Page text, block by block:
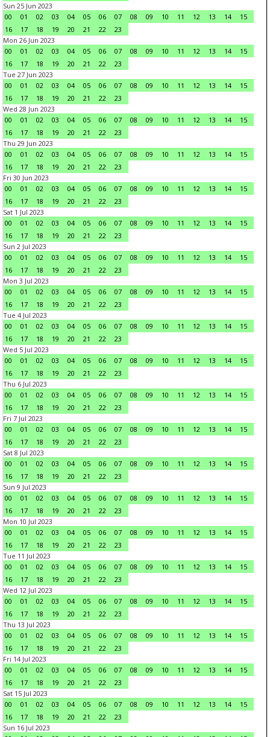
Sun 25 Jun 2023
00
01 02 03 04 05 06 07 08 09 10 11 12 13 14
15
16
17 18 19 20 21 22
23
Mon 26 Jun 2023
00
01 02 03 04 05 06 07 08 09 10 11 12 13 14
15
16
17 18 19 20 21 22
23
Tue 27 Jun 2023
00
01 02 03 04 05 06 07 08 09 10 11 12 13 14
15
16
17 18 19 20 21 22
23
Wed 28 Jun 2023
00
01 02 03 04 05 06 07 08 09 10 11 12 13 14
15
16
17 18 19 20 21 22
23
Thu 29 Jun 2023
00
01 02 03 04 05 06 07 08 09 10 11 12 13 14
15
16
17 18 19 20 21 22
23
Fri 30 Jun 2023
00
01 02 03 04 05 06 07 08 09 10 11 12 13 14
15
16
17 18 19 20 21 22
23
Sat 1 Jul 2023
00
01 02 03 04 05 06 07 08 09 10 11 12 13 14
15
16
17 18 19 20 21 22
23
Sun 2 Jul 2023
00
01 02 03 04 05 06 07 08 09 10 11 12 13 14
15
16
17 18 19 20 21 22
23
Mon 3 Jul 2023
00
01 02 03 04 05 06 07 08 09 10 11 12 13 14
15
16
17 18 19 20 21 22
23
Tue 4 Jul 2023
00
01 02 03 04 05 06 07 08 09 10 11 12 13 14
15
16
17 18 19 20 21 22
23
Wed 5 Jul 2023
00
01 02 03 04 05 06 07 08 09 10 11 12 13 14
15
16
17 18 19 20 21 22
23
Thu 6 Jul 2023
00
01 02 03 04 05 06 07 08 09 10 11 12 13 14
15
16
17 18 19 20 21 22
23
Fri 7 Jul 2023
00
01 02 03 04 05 06 07 08 09 10 11 12 13 14
15
16
17 18 19 20 21 22
23
Sat 8 Jul 2023
00
01 02 03 04 05 06 07 08 09 10 11 12 13 14
15
16
17 18 19 20 21 22
23
Sun 9 Jul 2023
00
01 02 03 04 05 06 07 08 09 10 11 12 13 14
15
16
17 18 19 20 21 22
23
Mon 10 Jul 2023
00
01 02 03 04 05 06 07 08 09 10 11 12 13 14
15
16
17 18 19 20 21 22
23
Tue 11 Jul 2023
00
01 02 03 04 05 06 07 08 09 10 11 12 13 14
15
16
17 18 19 20 21 22
23
Wed 12 Jul 2023
00
01 02 03 04 05 06 07 08 09 10 11 12 13 14
15
16
17 18 19 20 21 22
23
Thu 13 Jul 2023
00
01 02 03 04 05 06 07 08 09 10 11 12 13 14
15
16
17 18 19 20 21 22
23
Fri 14 Jul 2023
00
01 02 03 04 05 06 07 08 09 10 11 12 13 14
15
16
17 18 19 20 21 22
23
Sat 15 Jul 2023
00
01 02 03 04 05 06 07 08 09 10 11 12 13 14
15
16
17 18 19 20 21 22
23
Sun 16 Jul 2023